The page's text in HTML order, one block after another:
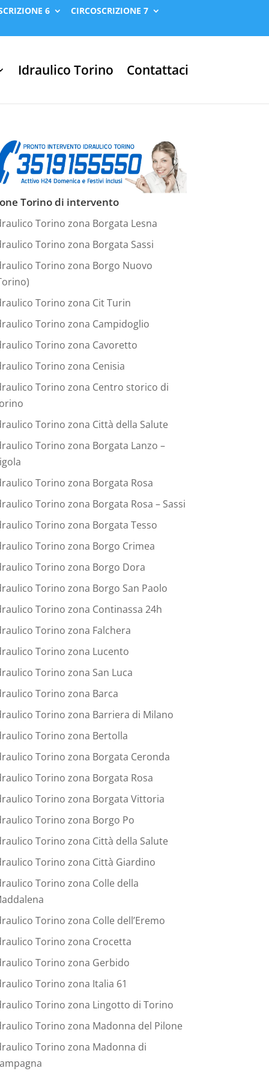
6
CIRCOSCRIZIONE 7
Idraulico Torino Contattaci
Torino di intervento
Torino zona Borgata Lesna
Torino zona Borgata Sassi
Torino zona Borgo Nuovo
Torino zona Cit Turin
Torino zona Campidoglio
Torino zona Cavoretto
Torino zona Cenisia
Torino zona Centro storico di
Torino zona Città della Salute
Torino zona Borgata Lanzo –
Torino zona Borgata Rosa
Torino zona Borgata Rosa – Sassi
Torino zona Borgata Tesso
Torino zona Borgo Crimea
Torino zona Borgo Dora
Torino zona Borgo San Paolo
Torino zona Continassa 24h
Torino zona Falchera
Torino zona Lucento
Torino zona San Luca
Torino zona Barca
Torino zona Barriera di Milano
Torino zona Bertolla
Torino zona Borgata Ceronda
Torino zona Borgata Rosa
Torino zona Borgata Vittoria
Torino zona Borgo Po
Torino zona Città della Salute
Torino zona Città Giardino
Torino zona Colle della
Torino zona Colle dell’Eremo
Torino zona Crocetta
Torino zona Gerbido
Torino zona Italia 61
Torino zona Lingotto di Torino
Torino zona Madonna del Pilone
Torino zona Madonna di